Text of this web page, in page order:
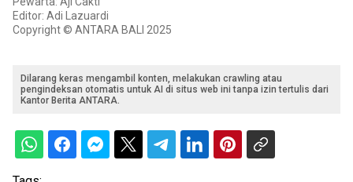
Editor: Adi Lazuardi
Copyright © ANTARA BALI 2025
Dilarang keras mengambil konten, melakukan crawling atau
pengindeksan otomatis untuk AI di situs web ini tanpa izin tertulis dari
Kantor Berita ANTARA.